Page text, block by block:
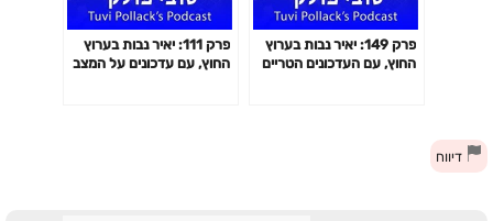
פרק 149: יאיר נבות בערוץ
החוץ, עם העדכונים הטריים
פרק 111: יאיר נבות בערוץ
החוץ, עם עדכונים על המצב
דיווח